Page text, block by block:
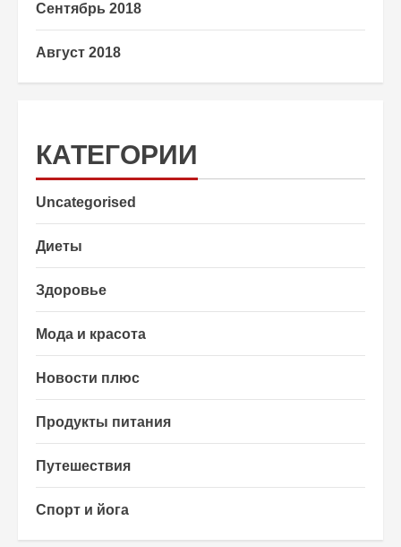
Сентябрь 2018
Август 2018
КАТЕГОРИИ
Uncategorised
Диеты
Здоровье
Мода и красота
Новости плюс
Продукты питания
Путешествия
Спорт и йога